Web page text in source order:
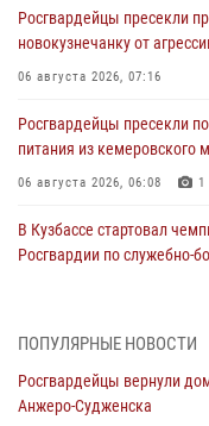
Росгвардейцы пресекли
новокузнечанку от
06 августа 2026, 07:16
Росгвардейцы пресекли
питания из кемеровского
06 августа 2026, 06:08 1
В Кузбассе стартовал
Росгвардии по служебно-
Росгвардейцы задержали
05 августа 2026, 09:30
ПОПУЛЯРНЫЕ НОВОСТИ
Росгвардейцы вернули
Анжеро-Судженска